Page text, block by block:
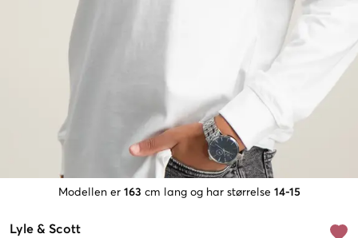
Modellen er 163 cm lang og har størrelse 14-15
Lyle & Scott